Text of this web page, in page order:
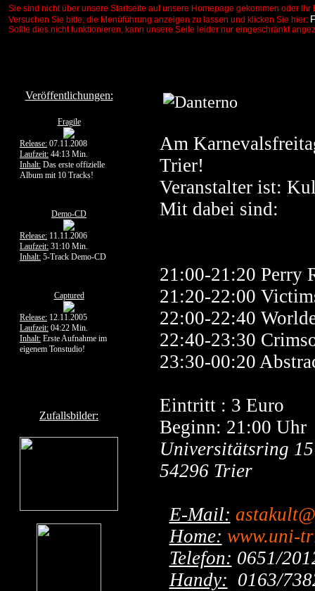
Sie sind nicht über unsere Startseite auf unsere Homepage gekommen oder
Versuchen Sie bitte, die Menüführung anzeigen zu lassen und klicken Sie hier:
Sollte dies nicht funktionieren, kann unsere Seite leider nur eingeschränkt
Veröffentlichungen:
Fragile
Release: 07.11.2008
Laufzeit: 44:13 Min.
Inhalt: Das erste offizielle
Album mit 10 Tracks!
Demo-CD
Release: 11.11.2006
Laufzeit: 31:10 Min.
Inhalt: 5-Track Demo-CD
Captured
Release: 12.11.2005
Laufzeit: 04:22 Min.
Inhalt: Erste Aufnahme im
eigenem Tonstudio!
Zufallsbilder:
Am
Trier!
Veranstalter ist:
Mit dabei sind:
21:00-21:20 Perry
21:20-22:00
22:00-22:40
22:40-23:30
23:30-00:20
Eintritt : 3 Euro
Beginn: 21:00 Uhr
Universitätsring 15
54296 Trier
E-Mail:
Home: www.uni-
Telefon: 0651/
Handy: 0163/